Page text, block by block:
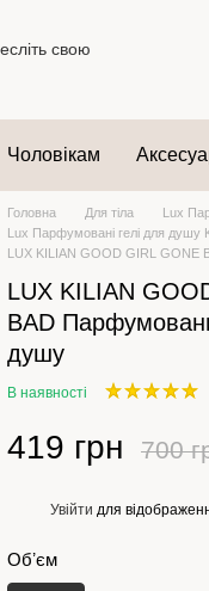
Чоловікам
Головна Для тіла
Lux
Lux Парфумовані гелі для душу
LUX KILIAN GOOD GIRL GONE
LUX KILIAN
BAD
душу
В наявності
419 грн 700
Увійти для
Обʼєм